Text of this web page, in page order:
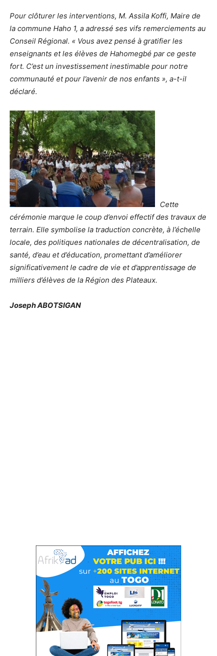
Pour clôturer les interventions, M. Assila Koffi, Maire de
la commune Haho 1, a adressé ses vifs remerciements au
Conseil Régional. « Vous avez pensé à gratifier les
enseignants et les élèves de Hahomegbé par ce geste
fort. C’est un investissement inestimable pour notre
communauté et pour l’avenir de nos enfants », a-t-il
déclaré.
Cette
cérémonie marque le coup d’envoi effectif des travaux de
terrain. Elle symbolise la traduction concrète, à l’échelle
locale, des politiques nationales de décentralisation, de
santé, d’eau et d’éducation, promettant d’améliorer
significativement le cadre de vie et d’apprentissage de
milliers d’élèves de la Région des Plateaux.
Joseph ABOTSIGAN